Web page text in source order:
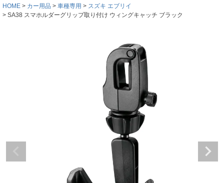
HOME
カー用品 車種専用
スズキ エブリイ
SA38 スマホルダーグリップ取り付け ウィングキャッチ ブラック